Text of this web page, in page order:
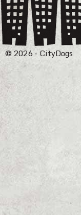
© 2026 - CityDogs